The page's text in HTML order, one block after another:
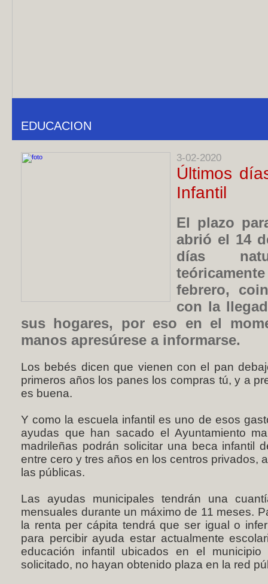
EDUCACION
3-02-2020
Últimos
Infantil
El plazo
abrió el 14
días
febrero,
con la
sus hogares, por eso en el
manos apresúrese a informarse.
Los bebés dicen que vienen con el pan
primeros años los panes los compras tú, y a
es buena.
Y como la escuela infantil es uno de esos
ayudas que han sacado el Ayuntamiento
madrileñas podrán solicitar una beca infantil
entre cero y tres años en los centros privados,
las públicas.
Las ayudas municipales tendrán una
mensuales durante un máximo de 11 meses.
la renta per cápita tendrá que ser igual o
para percibir ayuda estar actualmente
educación infantil ubicados en el
solicitado, no hayan obtenido plaza en la red